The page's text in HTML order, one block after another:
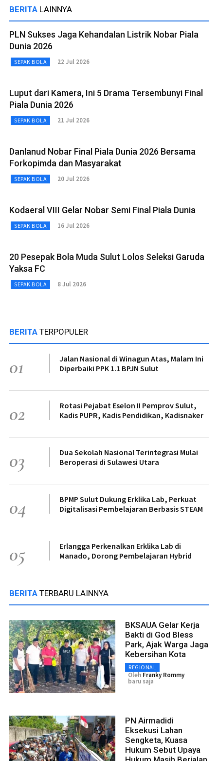
BERITA LAINNYA
PLN Sukses Jaga Kehandalan Listrik Nobar Piala
Dunia 2026
SEPAK BOLA 22 Jul 2026
Luput dari Kamera, Ini 5 Drama Tersembunyi Final
Piala Dunia 2026
SEPAK BOLA 21 Jul 2026
Danlanud Nobar Final Piala Dunia 2026 Bersama
Forkopimda dan Masyarakat
SEPAK BOLA 20 Jul 2026
Kodaeral VIII Gelar Nobar Semi Final Piala Dunia
SEPAK BOLA 16 Jul 2026
20 Pesepak Bola Muda Sulut Lolos Seleksi Garuda
Yaksa FC
SEPAK BOLA 8 Jul 2026
BERITA TERPOPULER
01
Jalan Nasional di Winagun Atas, Malam Ini
Diperbaiki PPK 1.1 BPJN Sulut
02
Rotasi Pejabat Eselon II Pemprov Sulut,
Kadis PUPR, Kadis Pendidikan, Kadisnaker
03
Dua Sekolah Nasional Terintegrasi Mulai
Beroperasi di Sulawesi Utara
04
BPMP Sulut Dukung Erklika Lab, Perkuat
Digitalisasi Pembelajaran Berbasis STEAM
05
Erlangga Perkenalkan Erklika Lab di
Manado, Dorong Pembelajaran Hybrid
BERITA TERBARU LAINNYA
BKSAUA Gelar Kerja
Bakti di God Bless
Park, Ajak Warga Jaga
Kebersihan Kota
REGIONAL
Oleh Franky Rommy
baru saja
PN Airmadidi
Eksekusi Lahan
Sengketa, Kuasa
Hukum Sebut Upaya